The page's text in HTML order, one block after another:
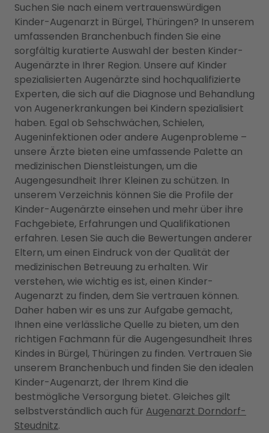
Suchen Sie nach einem vertrauenswürdigen
Kinder-Augenarzt in Bürgel, Thüringen? In unserem
umfassenden Branchenbuch finden Sie eine
sorgfältig kuratierte Auswahl der besten Kinder-
Augenärzte in Ihrer Region. Unsere auf Kinder
spezialisierten Augenärzte sind hochqualifizierte
Experten, die sich auf die Diagnose und Behandlung
von Augenerkrankungen bei Kindern spezialisiert
haben. Egal ob Sehschwächen, Schielen,
Augeninfektionen oder andere Augenprobleme –
unsere Ärzte bieten eine umfassende Palette an
medizinischen Dienstleistungen, um die
Augengesundheit Ihrer Kleinen zu schützen. In
unserem Verzeichnis können Sie die Profile der
Kinder-Augenärzte einsehen und mehr über ihre
Fachgebiete, Erfahrungen und Qualifikationen
erfahren. Lesen Sie auch die Bewertungen anderer
Eltern, um einen Eindruck von der Qualität der
medizinischen Betreuung zu erhalten. Wir
verstehen, wie wichtig es ist, einen Kinder-
Augenarzt zu finden, dem Sie vertrauen können.
Daher haben wir es uns zur Aufgabe gemacht,
Ihnen eine verlässliche Quelle zu bieten, um den
richtigen Fachmann für die Augengesundheit Ihres
Kindes in Bürgel, Thüringen zu finden. Vertrauen Sie
unserem Branchenbuch und finden Sie den idealen
Kinder-Augenarzt, der Ihrem Kind die
bestmögliche Versorgung bietet. Gleiches gilt
selbstverständlich auch für Augenarzt Dorndorf-
Steudnitz.